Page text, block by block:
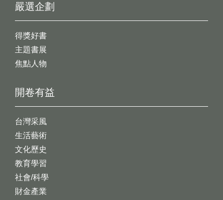
開卷有益
台灣采風
生活藝術
文化歷史
教育學習
社會/科學
財金產業
嚴選企劃
得獎好書
主題書展
焦點人物